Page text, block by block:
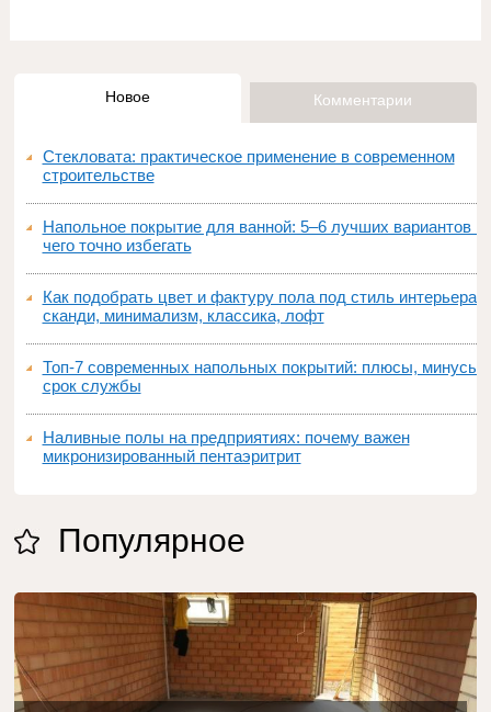
Новое Комментарии
Стекловата: практическое применение в современном
строительстве
Напольное покрытие для ванной: 5–6 лучших вариантов и
чего точно избегать
Как подобрать цвет и фактуру пола под стиль интерьера:
сканди, минимализм, классика, лофт
Топ‑7 современных напольных покрытий: плюсы, минусы,
срок службы
Наливные полы на предприятиях: почему важен
микронизированный пентаэритрит
Популярное